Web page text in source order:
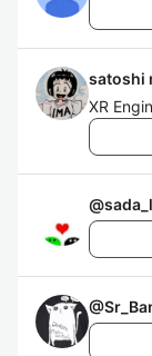
satoshi
XR
@
@